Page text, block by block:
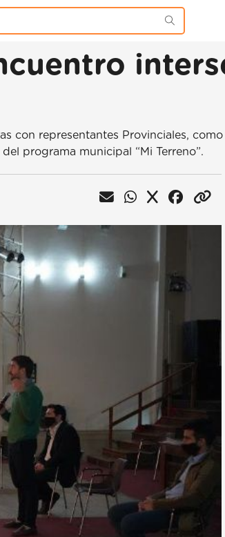
con representantes Provinciales,
programa municipal “Mi Terreno”.